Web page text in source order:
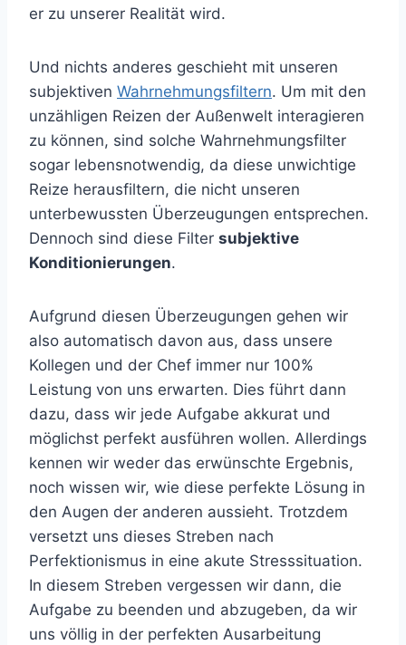
er zu unserer Realität wird.
Und nichts anderes geschieht mit unseren
subjektiven Wahrnehmungsfiltern. Um mit den
unzähligen Reizen der Außenwelt interagieren
zu können, sind solche Wahrnehmungsfilter
sogar lebensnotwendig, da diese unwichtige
Reize herausfiltern, die nicht unseren
unterbewussten Überzeugungen entsprechen.
Dennoch sind diese Filter subjektive
Konditionierungen.
Aufgrund diesen Überzeugungen gehen wir
also automatisch davon aus, dass unsere
Kollegen und der Chef immer nur 100%
Leistung von uns erwarten. Dies führt dann
dazu, dass wir jede Aufgabe akkurat und
möglichst perfekt ausführen wollen. Allerdings
kennen wir weder das erwünschte Ergebnis,
noch wissen wir, wie diese perfekte Lösung in
den Augen der anderen aussieht. Trotzdem
versetzt uns dieses Streben nach
Perfektionismus in eine akute Stresssituation.
In diesem Streben vergessen wir dann, die
Aufgabe zu beenden und abzugeben, da wir
uns völlig in der perfekten Ausarbeitung